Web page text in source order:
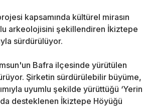
kapsamında kültürel mirasın
arkeolojisini şekillendiren İkiztepe
sürdürülüyor.
Bafra ilçesinde yürütülen
Şirketin sürdürülebilir büyüme,
uyumlu şekilde yürüttüğü ‘Yerin
desteklenen İkiztepe Höyüğü